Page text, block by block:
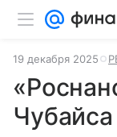
19 декабря 2025
Чубайса